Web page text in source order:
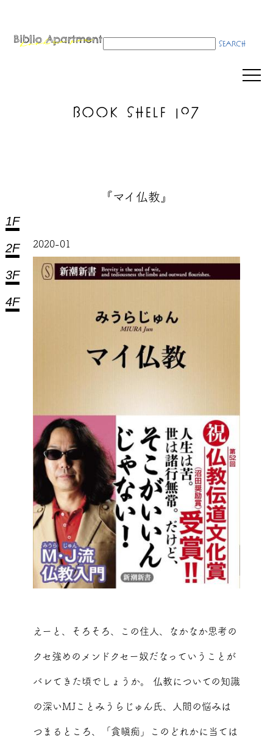
1F
2F
3F
4F
BOOK SHELF 107
『マイ仏教』
2020-01
えーと、そろそろ、この住人、なかなか思考の
クセ強めのメンドクセー奴だなっていうことが
バレてきた頃でしょうか。 仏教についての知識
の深いMJことみうらじゅん氏、人間の悩みは
つまるところ、「貪瞋痴」このどれかに当ては